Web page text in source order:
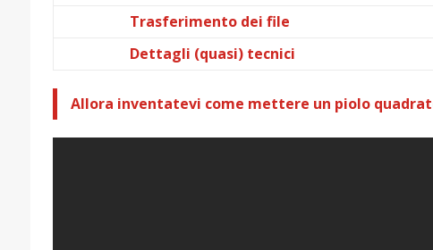
Trasferimento dei file
Dettagli (quasi) tecnici
Allora inventatevi come mettere un piolo